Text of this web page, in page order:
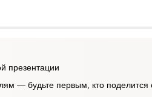
презентации
— будьте первым, кто